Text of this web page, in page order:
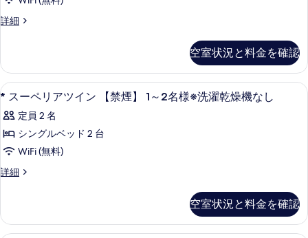
を
示
す
る
す
リ
ア
ブ
ル
【禁
煙】
1
～
2
の
詳細
*
リ
ア
ダ
ル
【禁
～
2
の
空室状況と料金を確認
*
ス
ー
ペ
リ
ア
イ
ン
セーフティボックス (室内)、防音設
1
* スーペリアツイン 【禁煙】 1～2名様※洗濯乾燥機なし
定員 2 名
シングルベッド 2 台
WiFi (無料)
詳細
*
リ
ア
空室状況と料金を確認